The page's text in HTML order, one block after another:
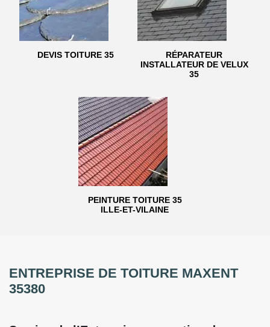
DEVIS TOITURE 35
RÉPARATEUR
INSTALLATEUR DE VELUX
35
PEINTURE TOITURE 35
ILLE-ET-VILAINE
ENTREPRISE DE TOITURE MAXENT
35380